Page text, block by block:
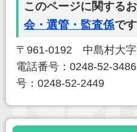
このページに関する
会・選管・監査係です
〒961-0192 中島村大
電話番号：0248-52-
号：0248-52-2449